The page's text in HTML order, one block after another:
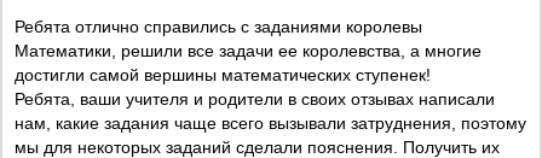
Ребята отлично справились с заданиями королевы
Математики, решили все задачи ее королевства, а многие
достигли самой вершины математических ступенек!
Ребята, ваши учителя и родители в своих отзывах написали
нам, какие задания чаще всего вызывали затруднения, поэтому
мы для некоторых заданий сделали пояснения. Получить их